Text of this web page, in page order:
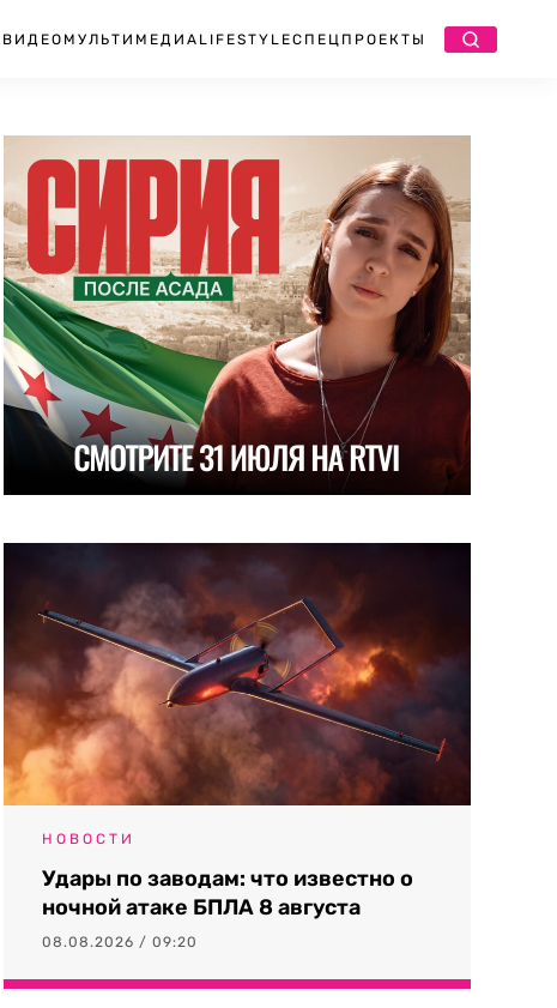
ВИДЕО МУЛЬТИМЕДИА LIFESTYLEСПЕЦПРОЕКТЫ
НОВОСТИ
Удары по заводам: что известно о
ночной атаке БПЛА 8 августа
08.08.2026 / 09:20